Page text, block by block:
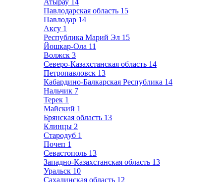
Атырау
14
Павлодарская область 15
Павлодар 14
Аксу 1
Республика Марий Эл 15
Йошкар-Ола 11
Волжск 3
Северо-Казахстанская область 14
Петропавловск 13
Кабардино-Балкарская Республика 14
Нальчик 7
Терек 1
Майский 1
Брянская область 13
Клинцы 2
Стародуб 1
Почеп 1
Севастополь 13
Западно-Казахстанская область 13
Уральск 10
Сахалинская область 12